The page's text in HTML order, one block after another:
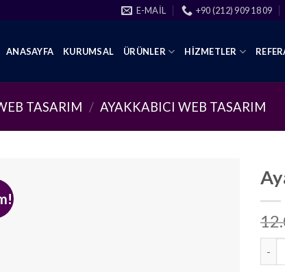
E-MAIL +90 (212) 909 18 09
ANASAYFA KURUMSAL ÜRÜNLER HIZMETLER
TASARIM / AYAKKABICI WEB TASARIM